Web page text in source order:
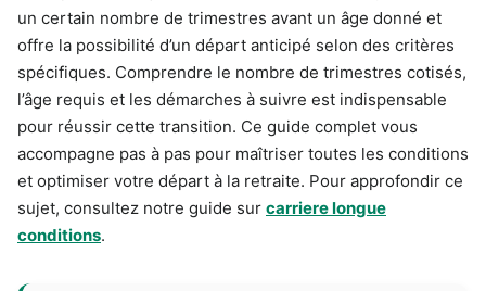
un certain nombre de trimestres avant un âge donné et
offre la possibilité d’un départ anticipé selon des critères
spécifiques. Comprendre le nombre de trimestres cotisés,
l’âge requis et les démarches à suivre est indispensable
pour réussir cette transition. Ce guide complet vous
accompagne pas à pas pour maîtriser toutes les conditions
et optimiser votre départ à la retraite. Pour approfondir ce
sujet, consultez notre guide sur carriere longue
conditions.